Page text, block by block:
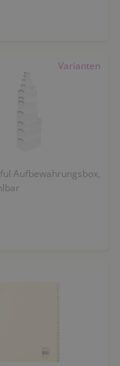
Varianten
Aufbewahrungsbox,